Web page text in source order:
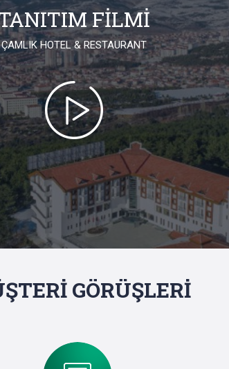
FİLMİ
ÇAMLIK HOTEL & RESTAURANT
GÖRÜŞLERİ